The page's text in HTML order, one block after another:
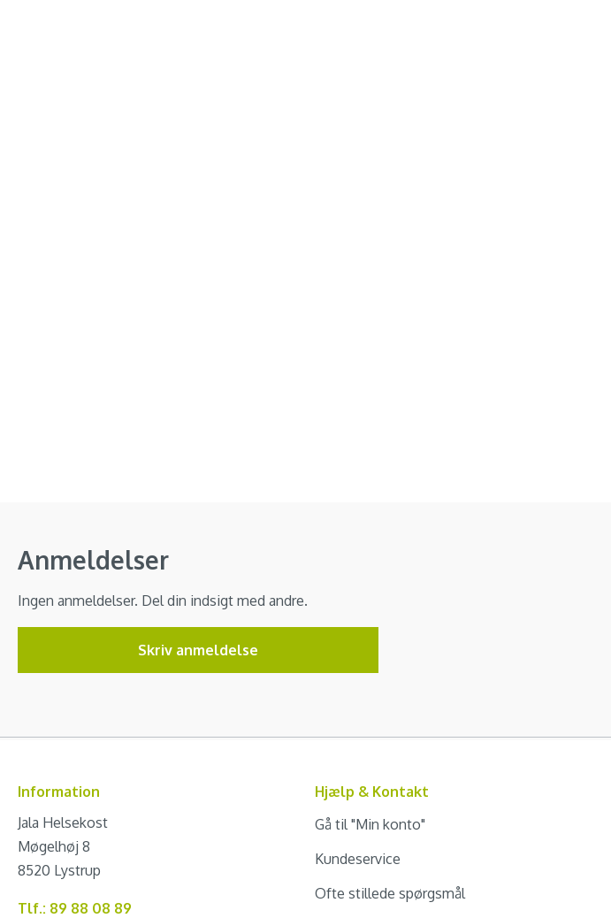
Anmeldelser
Ingen anmeldelser. Del din indsigt med andre.
Skriv anmeldelse
Information
Jala Helsekost
Møgelhøj 8
8520 Lystrup
Tlf.: 89 88 08 89
Hjælp & Kontakt
Gå til "Min konto"
Kundeservice
Ofte stillede spørgsmål